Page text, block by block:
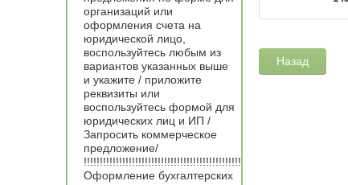
Назад
организаций или
оформления счета на
юридической лицо,
воспользуйтесь любым из
вариантов указанных выше
и укажите / приложите
реквизиты или
воспользуйтесь формой для
юридических лиц и ИП /
Запросить коммерческое
предложение/
!!!!!!!!!!!!!!!!!!!!!!!!!!!!!!!!!!!!!!!!!!!!!!!!!
Оформление бухгалтерских